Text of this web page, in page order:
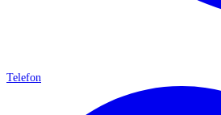
Telefon